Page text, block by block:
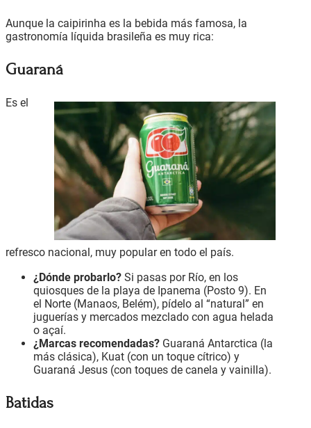
Aunque la caipirinha es la bebida más famosa, la
gastronomía líquida brasileña es muy rica:
Guaraná
Es el
refresco nacional, muy popular en todo el país.
¿Dónde probarlo? Si pasas por Río, en los
quiosques de la playa de Ipanema (Posto 9). En
el Norte (Manaos, Belém), pídelo al “natural” en
juguerías y mercados mezclado con agua helada
o açaí.
¿Marcas recomendadas? Guaraná Antarctica (la
más clásica), Kuat (con un toque cítrico) y
Guaraná Jesus (con toques de canela y vainilla).
Batidas